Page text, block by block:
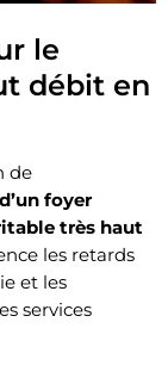
le
débit en
de
foyer
très haut
les retards
et les
services